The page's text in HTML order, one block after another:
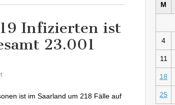
Infizierten ist
23.001
ist im Saarland um 218 Fälle auf
M
4
11
18
25